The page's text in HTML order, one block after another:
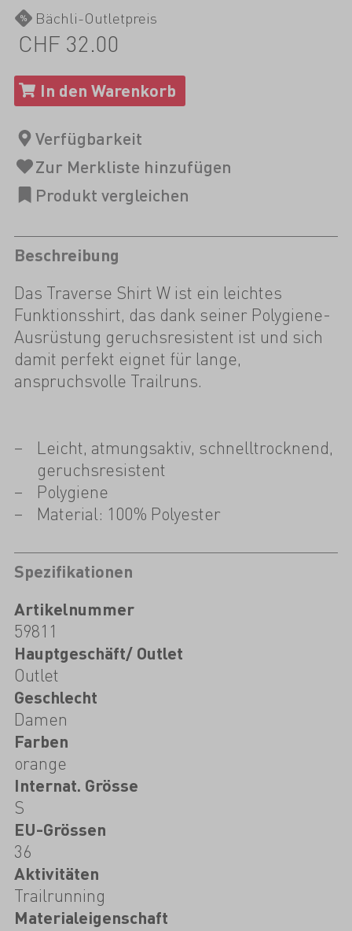
Bächli-Outletpreis
CHF 32.00
Beschreibung
Das Traverse Shirt W ist ein leichtes
Funktionsshirt, das dank seiner Polygiene-
Ausrüstung geruchsresistent ist und sich
damit perfekt eignet für lange,
anspruchsvolle Trailruns.
Leicht, atmungsaktiv, schnelltrocknend,
geruchsresistent
Polygiene
Material: 100% Polyester
Spezifikationen
Artikelnummer
59811
Hauptgeschäft/ Outlet
Outlet
Geschlecht
Damen
Farben
orange
Internat. Grösse
S
EU-Grössen
36
Aktivitäten
Trailrunning
Materialeigenschaft